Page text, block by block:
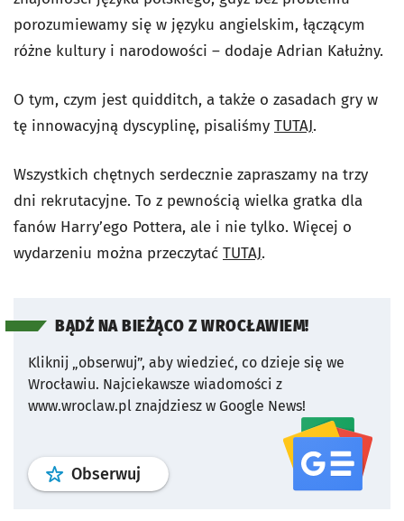
porozumiewamy się w języku angielskim, łączącym
różne kultury i narodowości – dodaje Adrian Kałużny.
O tym, czym jest quidditch, a także o zasadach gry w
tę innowacyjną dyscyplinę, pisaliśmy TUTAJ.
Wszystkich chętnych serdecznie zapraszamy na trzy
dni rekrutacyjne. To z pewnością wielka gratka dla
fanów Harry’ego Pottera, ale i nie tylko. Więcej o
wydarzeniu można przeczytać TUTAJ.
BĄDŹ NA BIEŻĄCO Z WROCŁAWIEM!
Kliknij „obserwuj”, aby wiedzieć, co dzieje się we
Wrocławiu. Najciekawsze wiadomości z
www.wroclaw.pl znajdziesz w Google News!
Obserwuj profil serwisu